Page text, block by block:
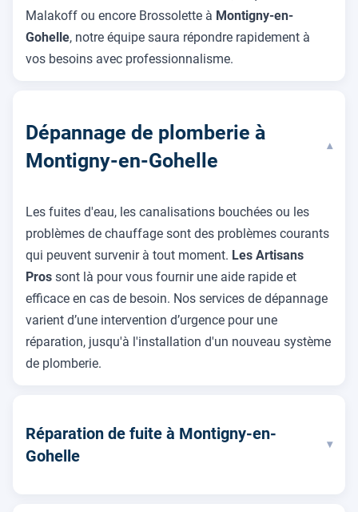
Malakoff ou encore Brossolette à Montigny-en-
Gohelle, notre équipe saura répondre rapidement à
vos besoins avec professionnalisme.
Dépannage de plomberie à
Montigny-en-Gohelle
▾
Les fuites d'eau, les canalisations bouchées ou les
problèmes de chauffage sont des problèmes courants
qui peuvent survenir à tout moment. Les Artisans
Pros sont là pour vous fournir une aide rapide et
efficace en cas de besoin. Nos services de dépannage
varient d’une intervention d’urgence pour une
réparation, jusqu'à l'installation d'un nouveau système
de plomberie.
Réparation de fuite à Montigny-en-
Gohelle
▾